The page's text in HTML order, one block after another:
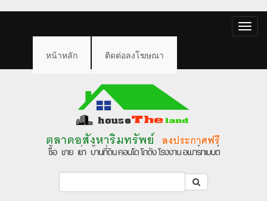
Toggle
หน้าหลัก ติดต่อลงโฆษณา